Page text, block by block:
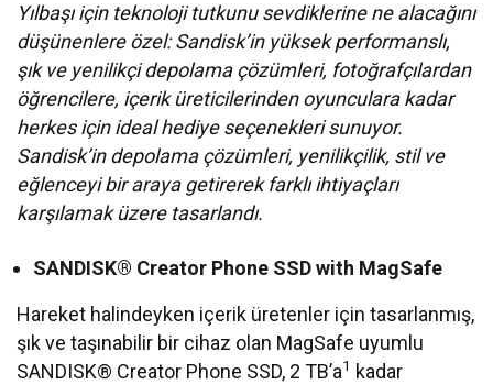
Yılbaşı için teknoloji tutkunu sevdiklerine ne alacağını
düşünenlere özel: Sandisk’in yüksek performanslı,
şık ve yenilikçi depolama çözümleri, fotoğrafçılardan
öğrencilere, içerik üreticilerinden oyunculara kadar
herkes için ideal hediye seçenekleri sunuyor.
Sandisk’in depolama çözümleri, yenilikçilik, stil ve
eğlenceyi bir araya getirerek farklı ihtiyaçları
karşılamak üzere tasarlandı.
SANDISK® Creator Phone SSD with MagSafe
Hareket halindeyken içerik üretenler için tasarlanmış,
şık ve taşınabilir bir cihaz olan MagSafe uyumlu
SANDISK® Creator Phone SSD, 2 TB’a1 kadar